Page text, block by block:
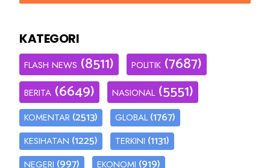
KATEGORI
FLASH NEWS (8511) POLITIK (7687)
BERITA (6649) NASIONAL (5551)
KOMENTAR (2513) GLOBAL (1767)
KESIHATAN (1225) TERKINI (1131)
NEGERI (997) EKONOMI (919)